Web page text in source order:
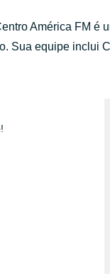
América FM é
Sua equipe inclui